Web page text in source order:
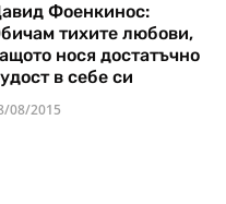
Фоенкинос:
тихите любови,
нося достатъчно
в себе си
08/2015